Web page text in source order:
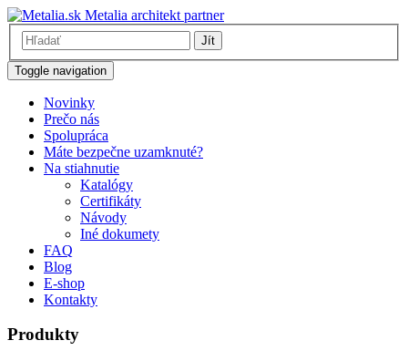
Metalia architekt partner
Jít
Toggle navigation
Novinky
Prečo nás
Spolupráca
Máte bezpečne uzamknuté?
Na stiahnutie
Katalógy
Certifikáty
Návody
Iné dokumety
FAQ
Blog
E-shop
Kontakty
Produkty